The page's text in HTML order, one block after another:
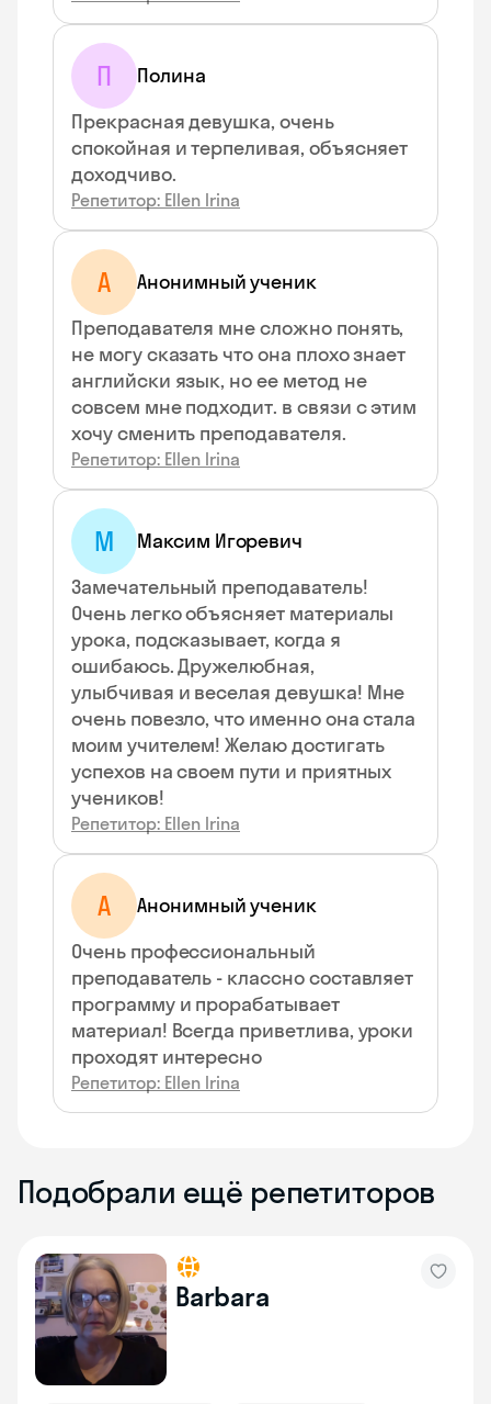
П
Полина
Прекрасная девушка, очень
спокойная и терпеливая, объясняет
доходчиво.
Репетитор: Ellen Irina
А
Анонимный ученик
Преподавателя мне сложно понять,
не могу сказать что она плохо знает
английски язык, но ее метод не
совсем мне подходит. в связи с этим
хочу сменить преподавателя.
Репетитор: Ellen Irina
М
Максим Игоревич
Замечательный преподаватель!
Очень легко объясняет материалы
урока, подсказывает, когда я
ошибаюсь. Дружелюбная,
улыбчивая и веселая девушка! Мне
очень повезло, что именно она стала
моим учителем! Желаю достигать
успехов на своем пути и приятных
учеников!
Репетитор: Ellen Irina
А
Анонимный ученик
Очень профессиональный
преподаватель - классно составляет
программу и прорабатывает
материал! Всегда приветлива, уроки
проходят интересно
Репетитор: Ellen Irina
Подобрали ещё репетиторов
Barbara